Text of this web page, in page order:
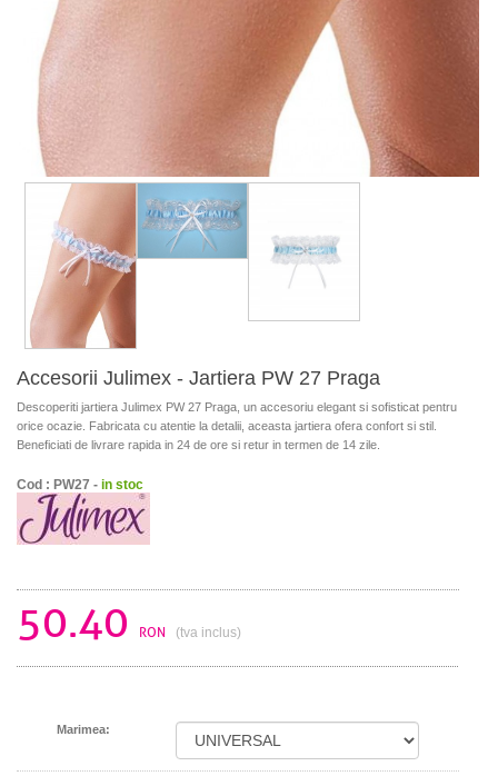
Accesorii Julimex - Jartiera PW 27 Praga
Descoperiti jartiera Julimex PW 27 Praga, un accesoriu elegant si sofisticat pentru
orice ocazie. Fabricata cu atentie la detalii, aceasta jartiera ofera confort si stil.
Beneficiati de livrare rapida in 24 de ore si retur in termen de 14 zile.
Cod : PW27 - in stoc
50.40 RON (tva inclus)
Marimea: